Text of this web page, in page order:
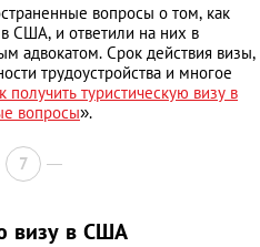
вопросы о том, как
в США, и ответили на них в
адвокатом. Срок действия визы,
трудоустройства и многое
получить туристическую визу в
вопросы».
7
визу в США